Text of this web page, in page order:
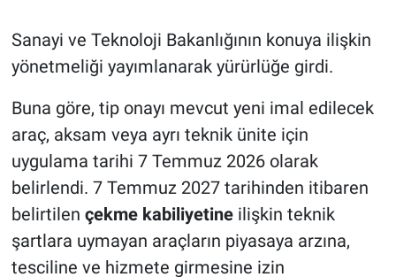
Sanayi ve Teknoloji Bakanlığının konuya ilişkin
yönetmeliği yayımlanarak yürürlüğe girdi.
Buna göre, tip onayı mevcut yeni imal edilecek
araç, aksam veya ayrı teknik ünite için
uygulama tarihi 7 Temmuz 2026 olarak
belirlendi. 7 Temmuz 2027 tarihinden itibaren
belirtilen çekme kabiliyetineilişkin teknik
şartlara uymayan araçların piyasaya arzına,
tesciline ve hizmete girmesine izin